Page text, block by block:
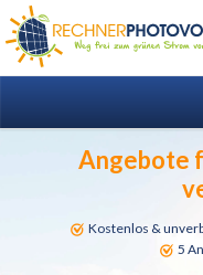
Angebote
Kostenlos &
5